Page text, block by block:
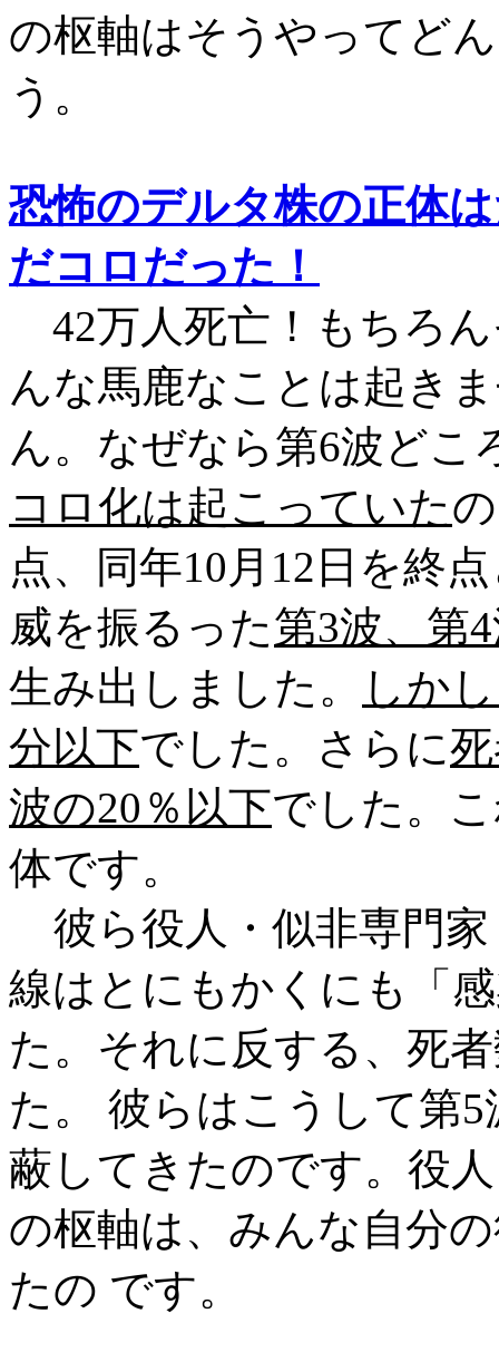
の枢軸はそうやってど
う。
恐怖のデルタ株の正体
だコロだった！
42万人死亡！もちろ
んな馬鹿なことは起き
ん。なぜなら第6波どこ
コロ化は起こっていた
点、同年10月12日を終
威を振るった第3波、第
生み出しました。
しか
分以下でした。さらに
波の20％以下でした。
体です。
彼ら役人・似非専門
線はとにもかくにも「
た。それに反する、死
た。 彼らはこうして第
蔽してきたのです。役
の枢軸は、みんな自分
たの です。